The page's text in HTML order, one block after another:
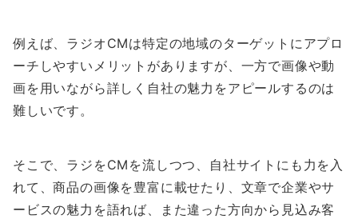
例えば、ラジオCMは特定の地域のターゲットにアプロ
ーチしやすいメリットがありますが、一方で画像や動
画を用いながら詳しく自社の魅力をアピールするのは
難しいです。
そこで、ラジをCMを流しつつ、自社サイトにも力を入
れて、商品の画像を豊富に載せたり、文章で企業やサ
ービスの魅力を語れば、また違った方向から見込み客